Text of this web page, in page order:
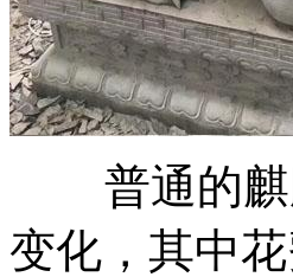
普通的麒
变化，其中